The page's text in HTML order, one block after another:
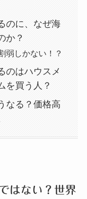
のに、なぜ海
か？
弱しかない！？
のはハウスメ
を買う人？
なる？価格高
はない？世界